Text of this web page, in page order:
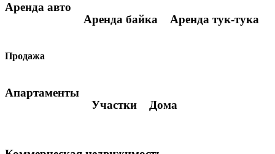
Аренда авто
Аренда байка
Аренда тук-тука
Продажа
Апартаменты
Участки
Дома